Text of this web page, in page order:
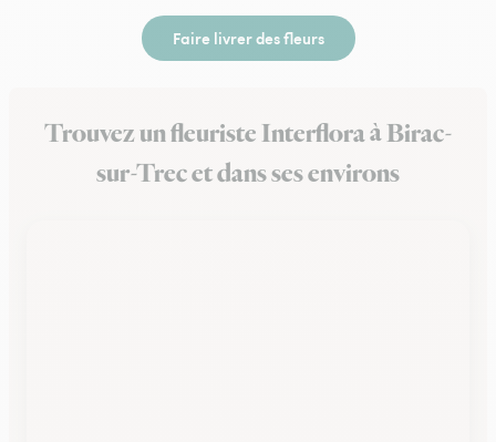
Faire livrer des fleurs
Trouvez un fleuriste Interflora à Birac-
sur-Trec et dans ses environs